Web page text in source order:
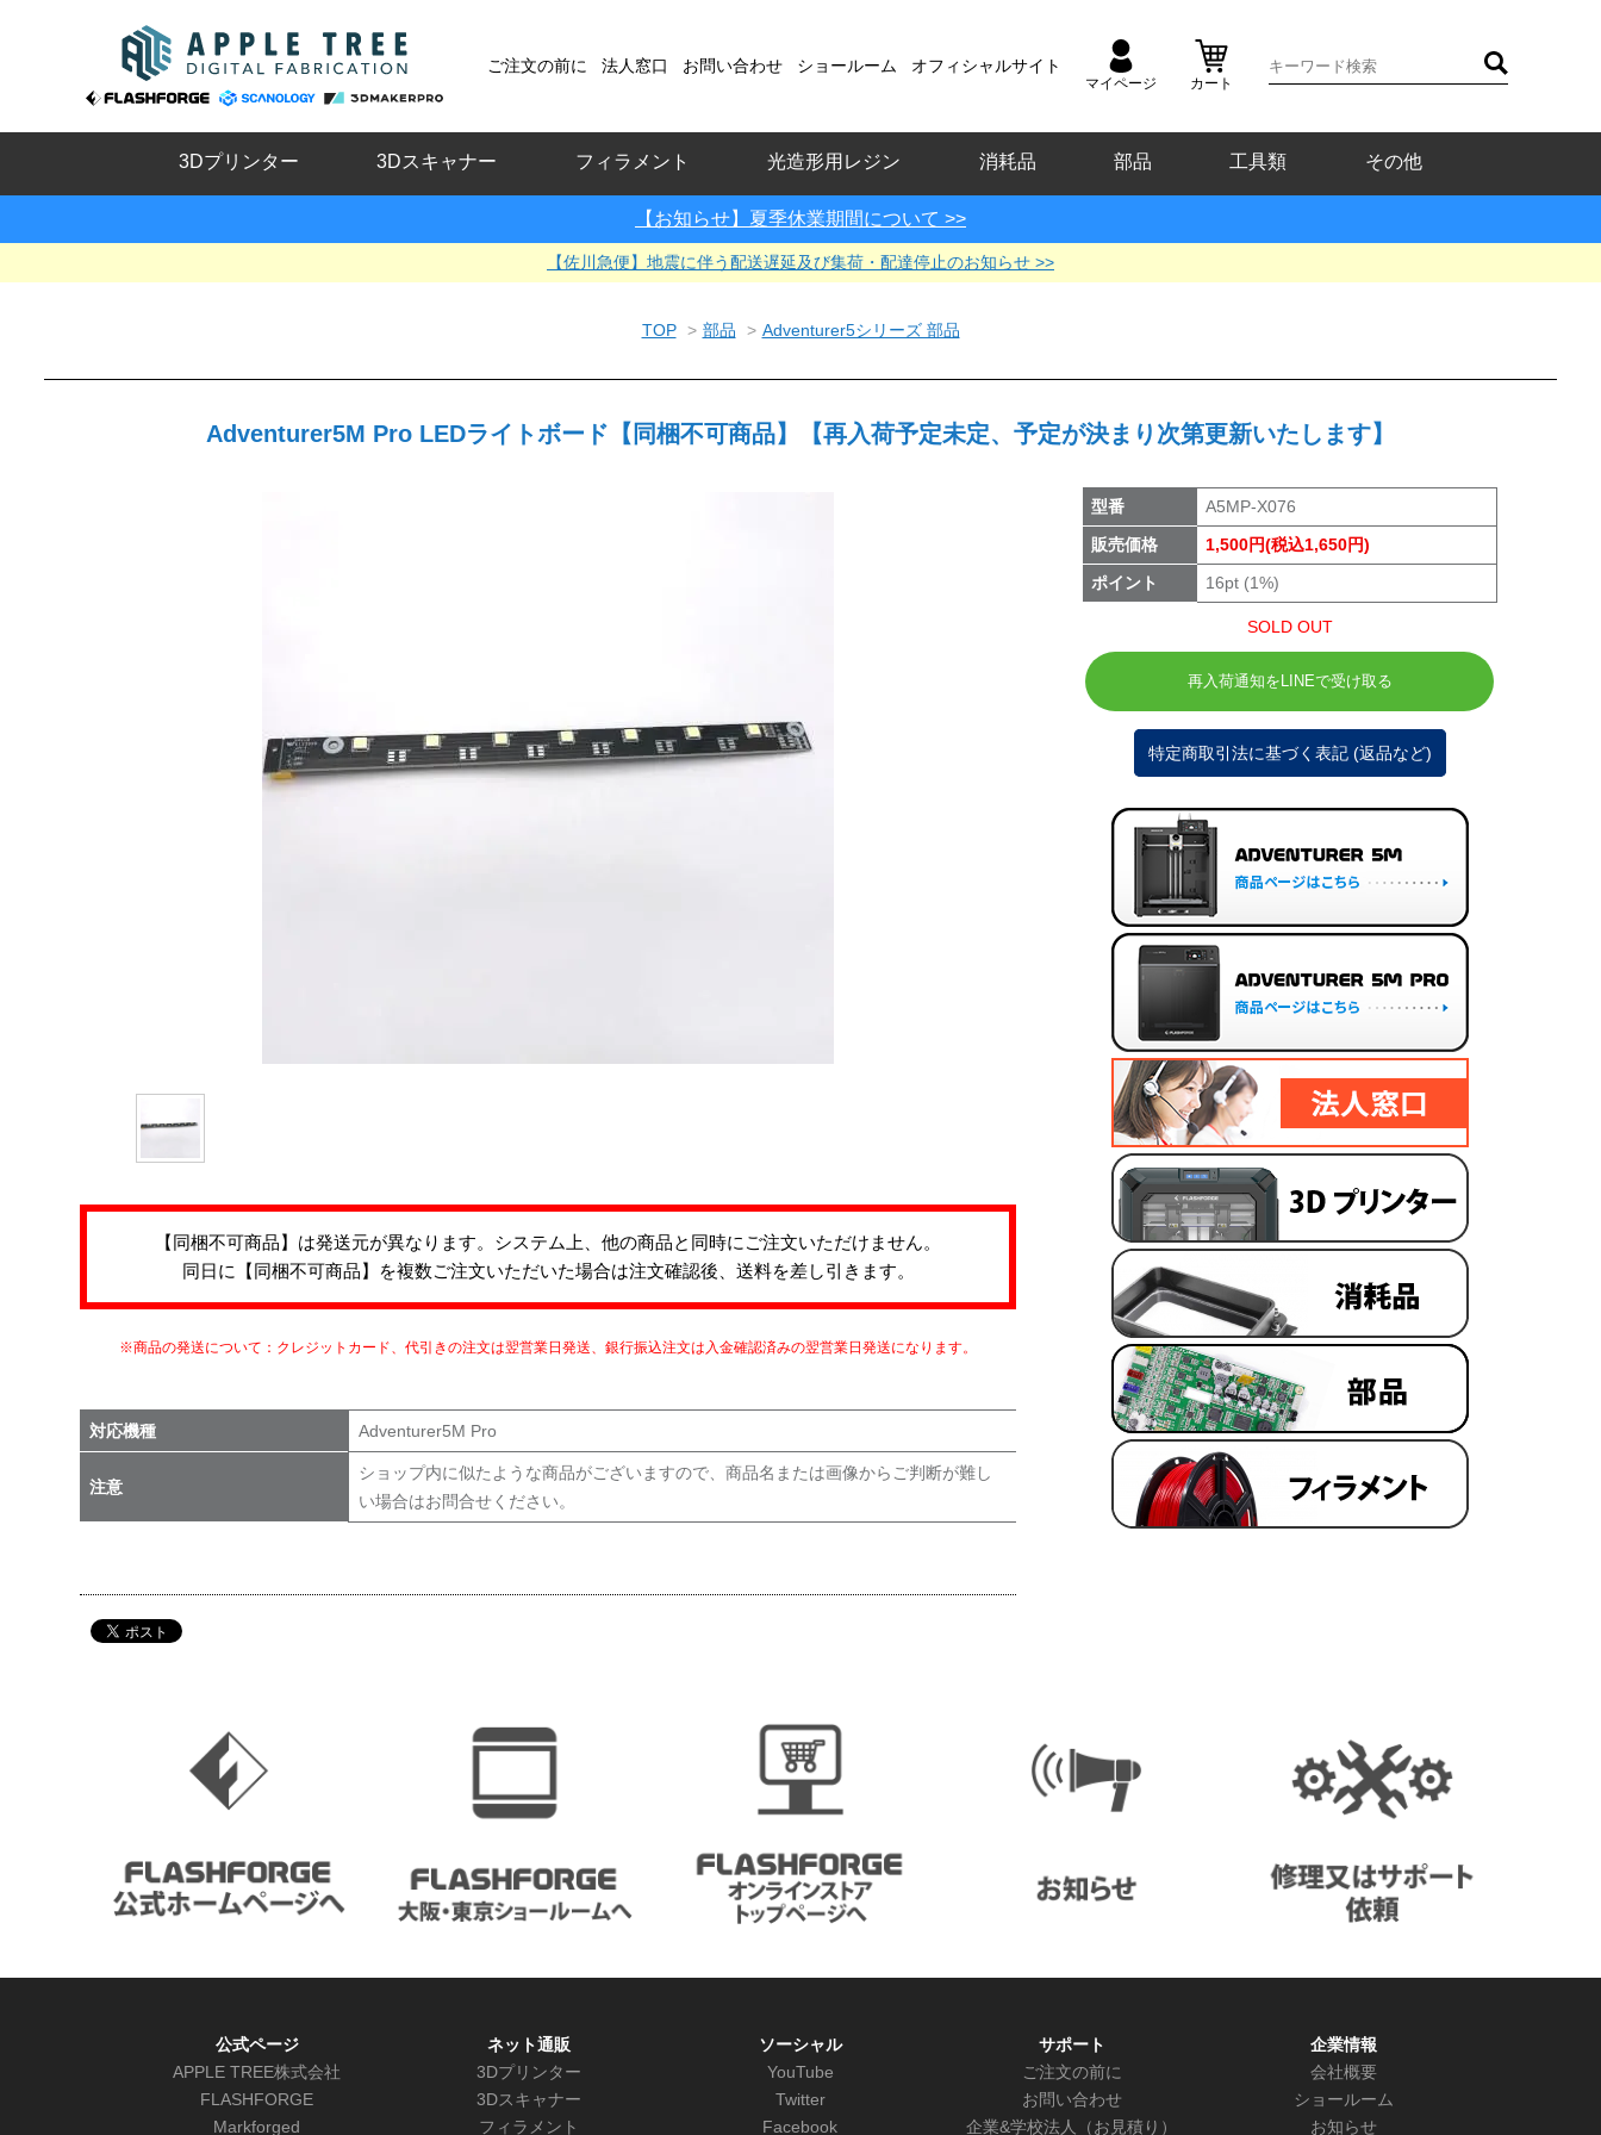
ご注文の前に 法人窓口 お問い合わせ ショールーム オフィシャルサイト
マイページ カート
3Dプリンター 3Dスキャナー フィラメント 光造形用レジン 消耗品 部品 工具類 その他
【お知らせ】夏季休業期間について >>
【佐川急便】地震に伴う配送遅延及び集荷・配達停止のお知らせ >>
TOP > 部品 > Adventurer5シリーズ 部品
Adventurer5M Pro LEDライトボード【同梱不可商品】【再入荷予定未定、予定が決まり次第更新いたします】
型番
A5MP-X076
販売価格
1,500円(税込1,650円)
ポイント
16pt (1%)
SOLD OUT
再入荷通知をLINEで受け取る
特定商取引法に基づく表記 (返品など)
【同梱不可商品】は発送元が異なります。システム上、他の商品と同時にご注文いただけません。
同日に【同梱不可商品】を複数ご注文いただいた場合は注文確認後、送料を差し引きます。
※商品の発送について：クレジットカード、代引きの注文は翌営業日発送、銀行振込注文は入金確認済みの翌営業日発送になります。
対応機種 Adventurer5M Pro
注意
ショップ内に似たような商品がございますので、商品名または画像からご判断が難し
い場合はお問合せください。
公式ページ
APPLE TREE株式会社
FLASHFORGE
Markforged
ネット通販
3Dプリンター
3Dスキャナー
フィラメント
ソーシャル
YouTube
Twitter
Facebook
サポート
ご注文の前に
お問い合わせ
企業&学校法人（お見積り）
企業情報
会社概要
ショールーム
お知らせ